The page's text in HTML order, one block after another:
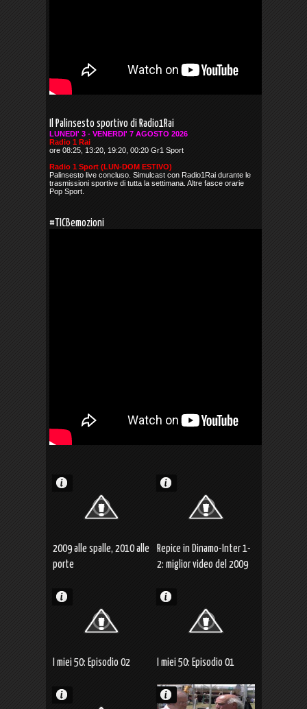
Il Palinsesto sportivo di Radio1Rai
LUNEDI' 3 - VENERDI' 7 AGOSTO 2026
Radio 1 Rai
ore 08:25, 13:20, 19:20, 00:20 Gr1 Sport
Radio 1 Sport (LUN-DOM ESTIVO)
Palinsesto live concluso. Simulcast con Radio1Rai durante le
trasmissioni sportive di tutta la settimana. Altre fasce orarie
Pop Sport.
#TICBemozioni
2009 alle spalle, 2010 alle
porte
Repice in Dinamo-Inter 1-
2: miglior video del 2009
I miei 50: Episodio 02 I miei 50: Episodio 01